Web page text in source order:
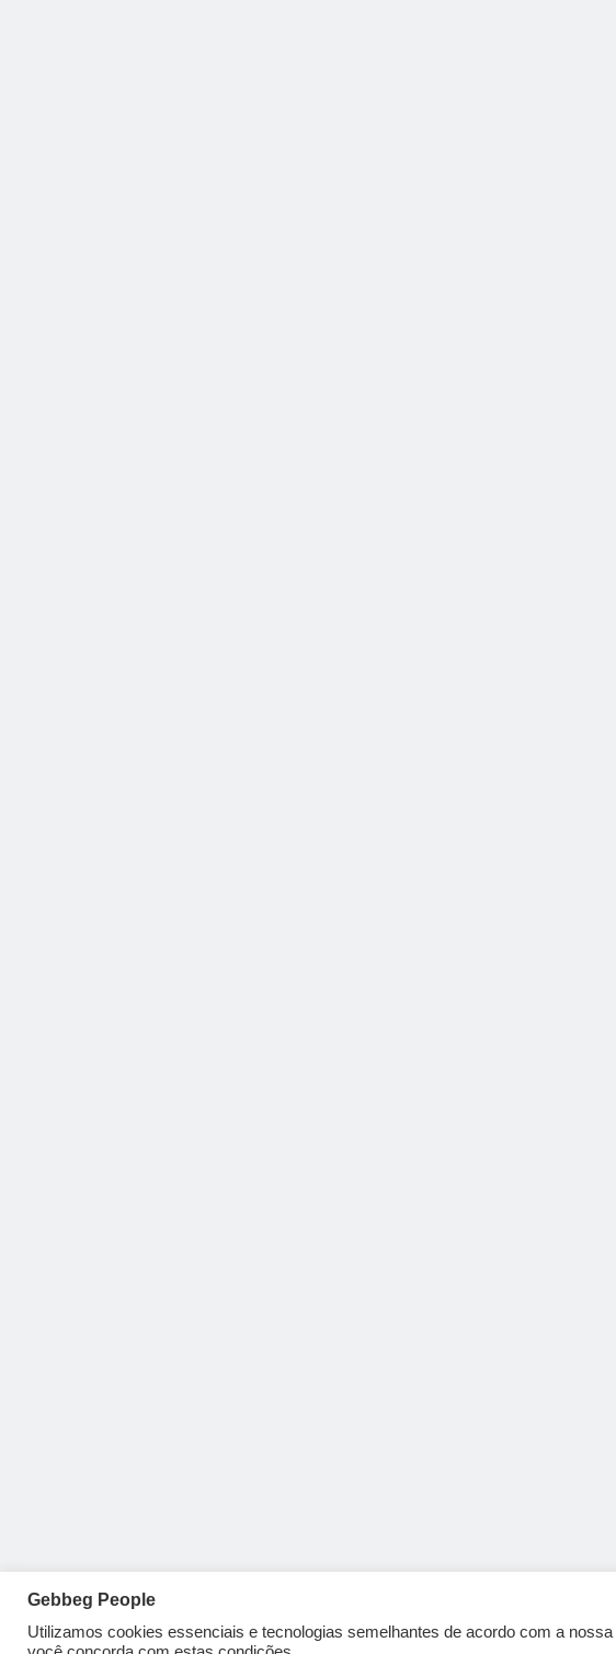
Gebbeg People
Utilizamos cookies essenciais e tecnologias semelhantes de acordo com a nossa